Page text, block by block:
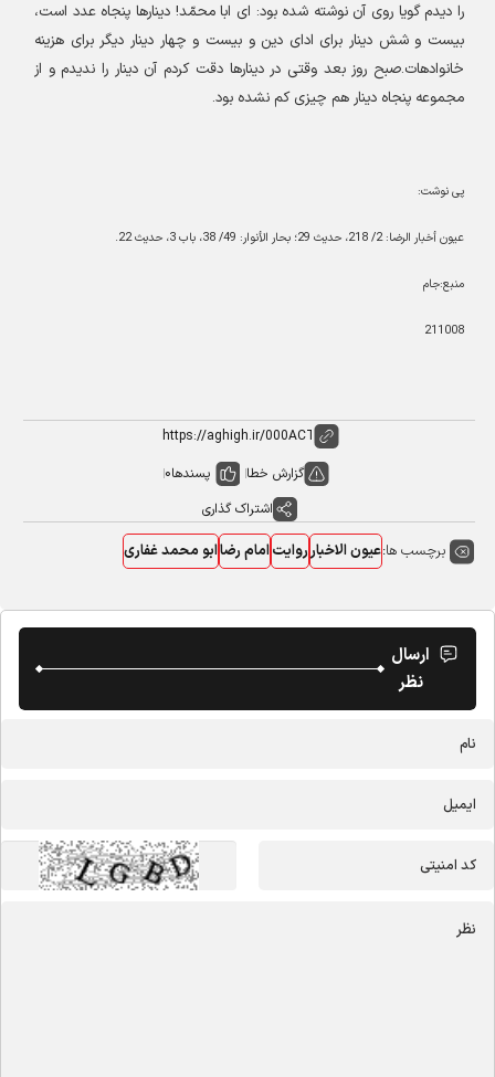
را ديدم گويا روى آن نوشته شده بود: اى ابا محمّد! دينارها پنجاه عدد است،
بيست و شش دينار براى اداى دين و بيست و چهار دينار ديگر براى هزينه
خانواده‏ات.صبح روز بعد وقتى در دينارها دقت كردم آن دينار را نديدم و از
مجموعه پنجاه دينار هم چيزى كم نشده بود.
پی نوشت:
عيون أخبار الرضا: 2/ 218، حديث 29؛ بحار الأنوار: 49/ 38، باب 3، حديث 22 .
منبع:جام
211008
گزارش خطا پسندها0
اشتراک گذاری
برچسب ها:عیون الاخبارروایتامام رضاابو محمد غفاری
ارسال
نظر